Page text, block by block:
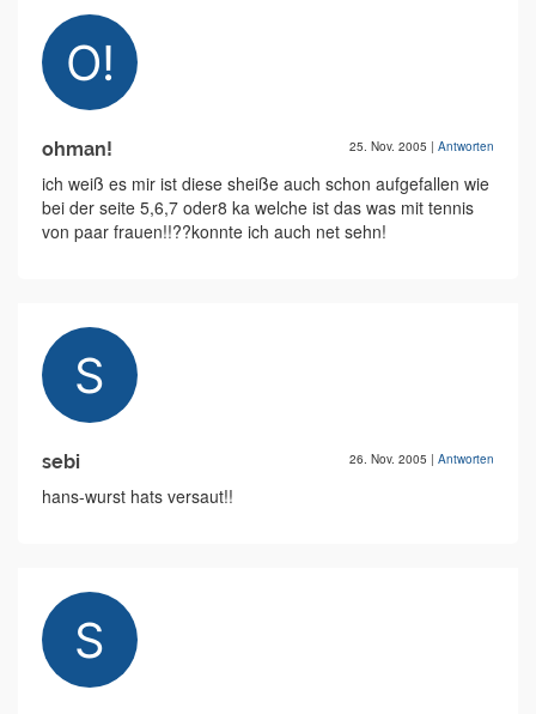
ohman! 25. Nov. 2005 | Antworten
ich weiß es mir ist diese sheiße auch schon aufgefallen wie
bei der seite 5,6,7 oder8 ka welche ist das was mit tennis
von paar frauen!!??konnte ich auch net sehn!
sebi 26. Nov. 2005 | Antworten
hans-wurst hats versaut!!